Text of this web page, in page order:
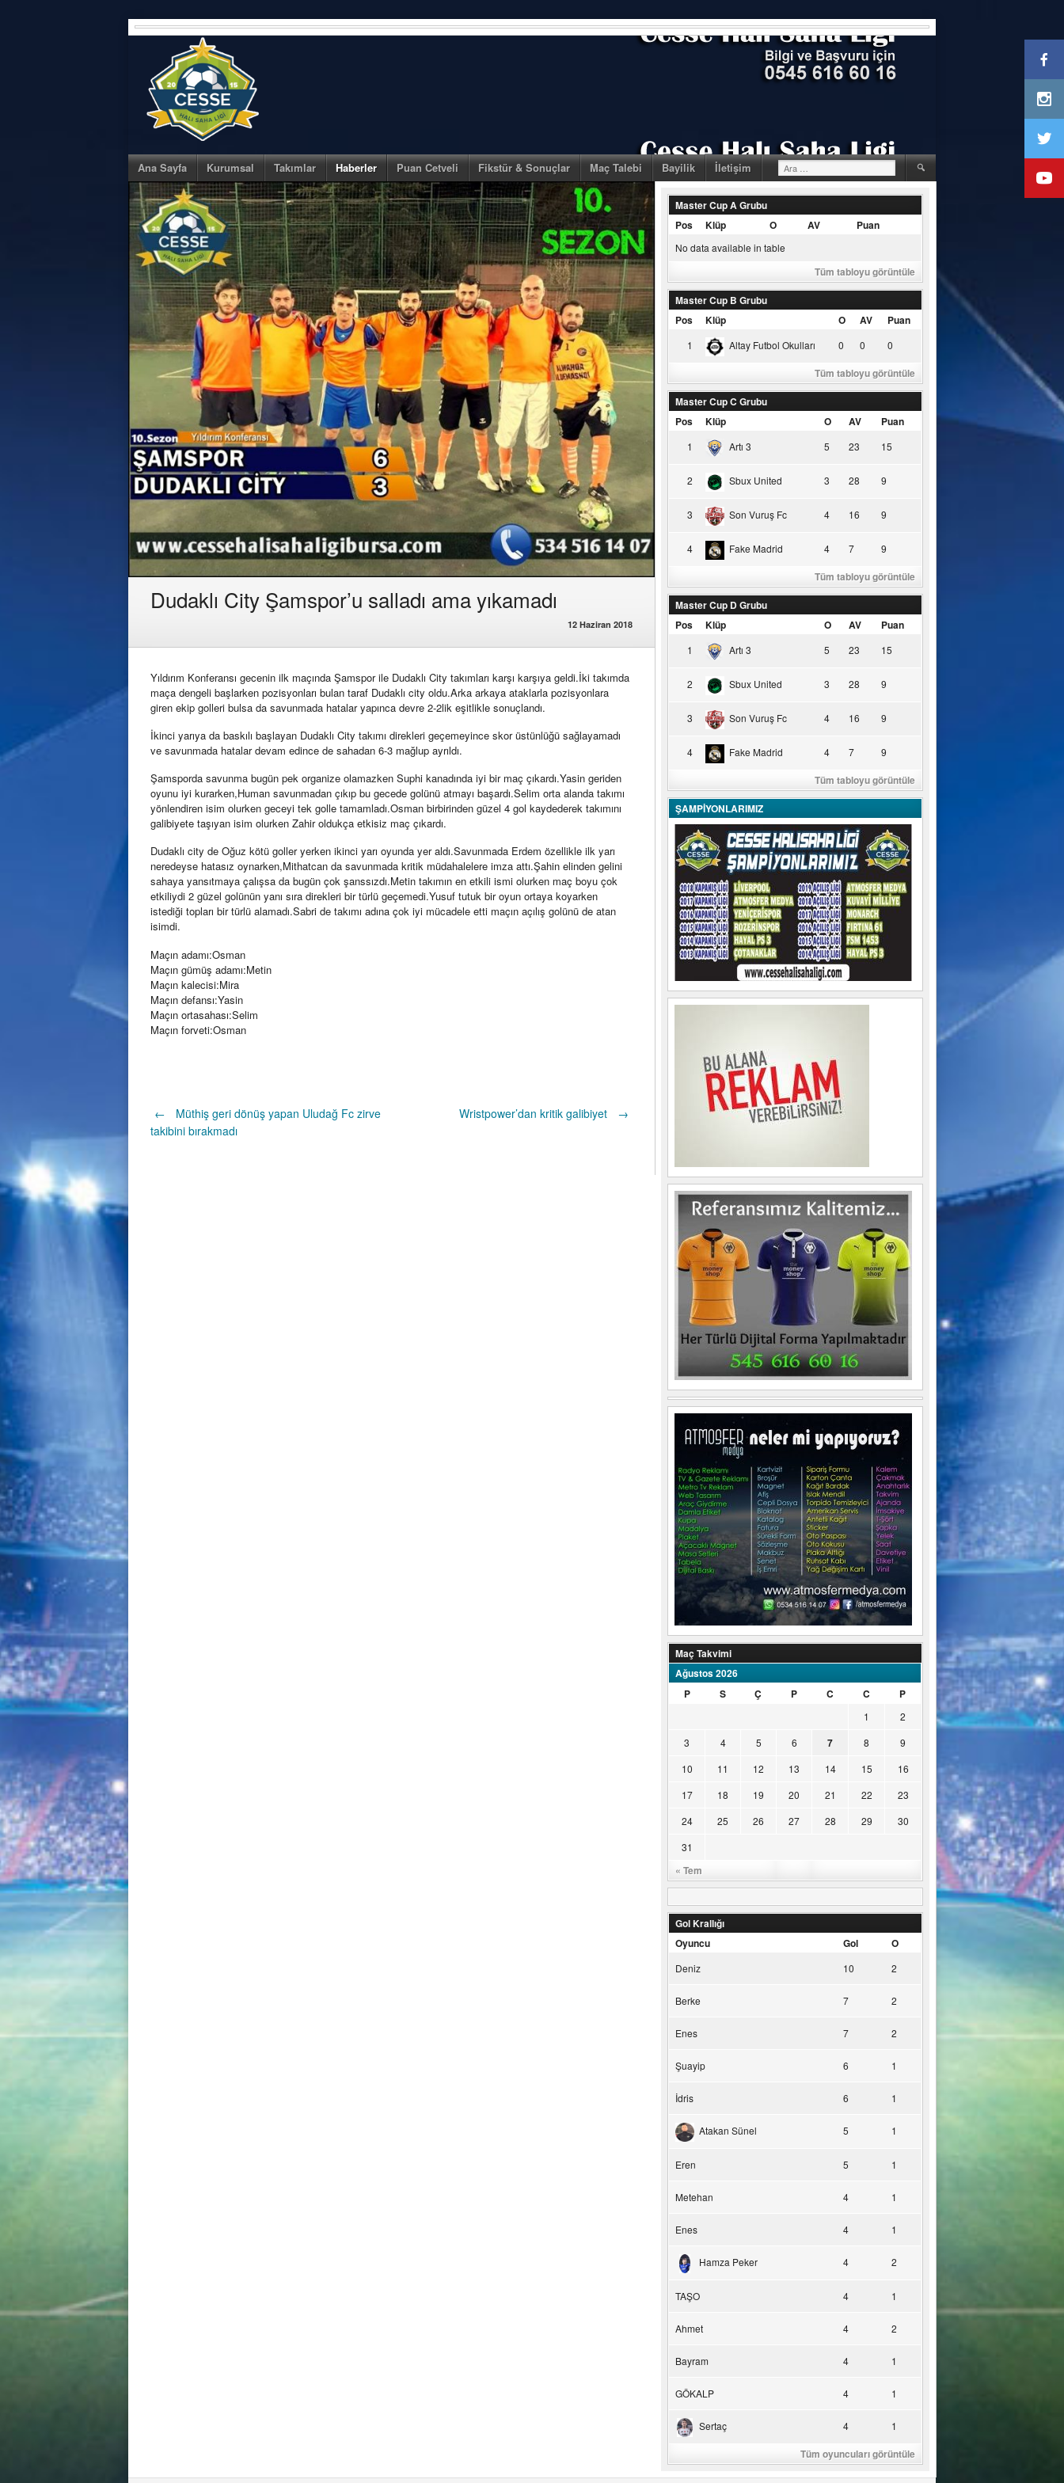
Skip
to
Ana Sayfa Kurumsal Takımlar Haberler Puan Cetveli Fikstür & Sonuçlar Maç Talebi Bayilik İletişim Arama:
Dudaklı City Şamspor’u salladı ama yıkamadı
12 Haziran 2018
Yıldırım Konferansı gecenin ilk maçında Şamspor ile Dudaklı City takımları karşı karşıya geldi.İki takımda
maça dengeli başlarken pozisyonları bulan taraf Dudaklı city oldu.Arka arkaya ataklarla pozisyonlara
giren ekip golleri bulsa da savunmada hatalar yapınca devre 2-2lik eşitlikle sonuçlandı.
İkinci yarıya da baskılı başlayan Dudaklı City takımı direkleri geçemeyince skor üstünlüğü sağlayamadı
ve savunmada hatalar devam edince de sahadan 6-3 mağlup ayrıldı.
Şamsporda savunma bugün pek organize olamazken Suphi kanadında iyi bir maç çıkardı.Yasin geriden
oyunu iyi kurarken,Human savunmadan çıkıp bu gecede golünü atmayı başardı.Selim orta alanda takımı
yönlendiren isim olurken geceyi tek golle tamamladı.Osman birbirinden güzel 4 gol kaydederek takımını
galibiyete taşıyan isim olurken Zahir oldukça etkisiz maç çıkardı.
Dudaklı city de Oğuz kötü goller yerken ikinci yarı oyunda yer aldı.Savunmada Erdem özellikle ilk yarı
neredeyse hatasız oynarken,Mithatcan da savunmada kritik müdahalelere imza attı.Şahin elinden gelini
sahaya yansıtmaya çalışsa da bugün çok şanssızdı.Metin takımın en etkili ismi olurken maç boyu çok
etkiliydi 2 güzel golünün yanı sıra direkleri bir türlü geçemedi.Yusuf tutuk bir oyun ortaya koyarken
istediği topları bir türlü alamadı.Sabri de takımı adına çok iyi mücadele etti maçın açılış golünü de atan
isimdi.
Maçın adamı:Osman
Maçın gümüş adamı:Metin
Maçın kalecisi:Mira
Maçın defansı:Yasin
Maçın ortasahası:Selim
Maçın forveti:Osman
Post
←
Müthiş geri dönüş yapan Uludağ Fc zirve
takibini bırakmadı
Wristpower’dan kritik galibiyet →
Master Cup A Grubu
Pos
Klüp O AV Puan
No data available in table
Tüm tabloyu görüntüle
Master Cup B Grubu
Pos
Klüp O AV Puan
1 Altay Futbol Okulları 0 0 0
Tüm tabloyu görüntüle
Master Cup C Grubu
Pos
Klüp O AV Puan
1 Artı 3 5 23 15
2 Sbux United 3 28 9
3 Son Vuruş Fc 4 16 9
4 Fake Madrid 4 7 9
Tüm tabloyu görüntüle
Master Cup D Grubu
Pos
Klüp O AV Puan
1 Artı 3 5 23 15
2 Sbux United 3 28 9
3 Son Vuruş Fc 4 16 9
4 Fake Madrid 4 7 9
Tüm tabloyu görüntüle
ŞAMPİYONLARIMIZ
Maç Takvimi
Ağustos 2026
P
S Ç P C C P
« Tem
1
2
3
4 5 6 7 8
9
10
11 12 13 14 15
16
17
18 19 20 21 22
23
24
25 26 27 28 29
30
31
Gol Krallığı
Oyuncu
Gol O
Deniz 10 2
Berke 7 2
Enes 7 2
Şuayip 6 1
İdris 6 1
Atakan Sünel 5 1
Eren 5 1
Metehan 4 1
Enes 4 1
Hamza Peker 4 2
TAŞO 4 1
Ahmet 4 2
Bayram 4 1
GÖKALP 4 1
Sertaç 4 1
Tüm oyuncuları görüntüle